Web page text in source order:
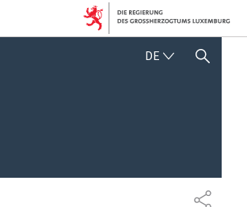
DE DEUTSCH
SUCHFLED ANZEIGEN /
TEILEN